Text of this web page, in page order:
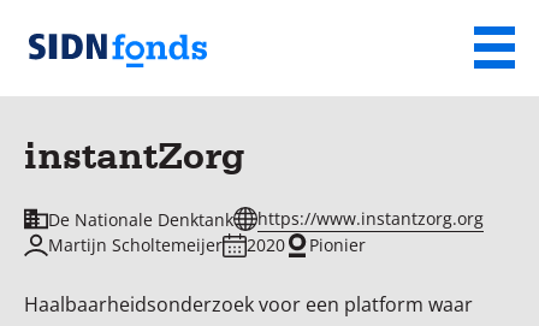
Sla de navigatie over en ga naar de inhoud
SIDN
Menu
instantZorg
De Nationale Denktank
https://www.instantzorg.org
Martijn Scholtemeijer
2020 Pionier
Haalbaarheidsonderzoek voor een platform waar